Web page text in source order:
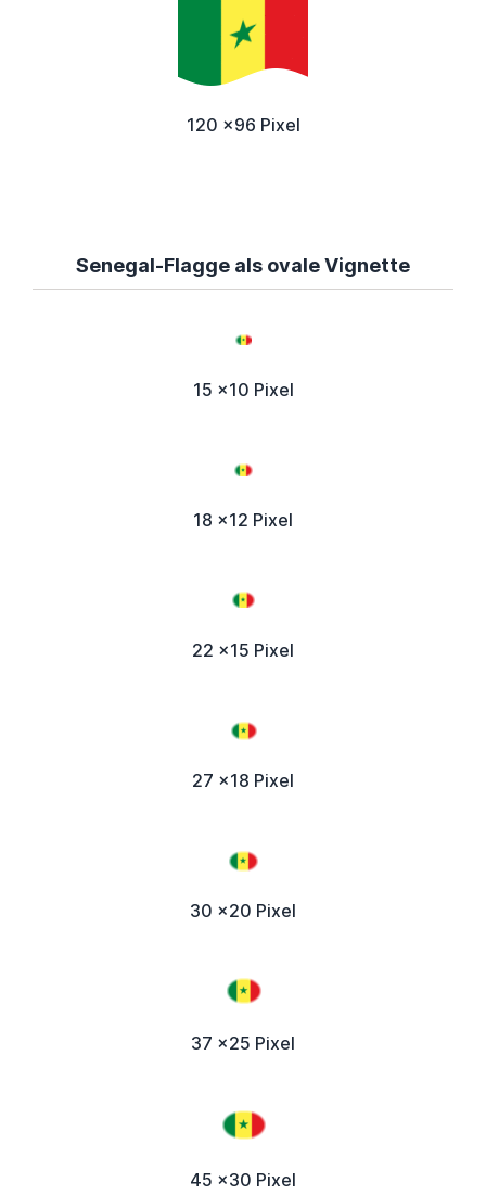
120 x96 Pixel
Senegal-Flagge als ovale Vignette
15 x10 Pixel
18 x12 Pixel
22 x15 Pixel
27 x18 Pixel
30 x20 Pixel
37 x25 Pixel
45 x30 Pixel